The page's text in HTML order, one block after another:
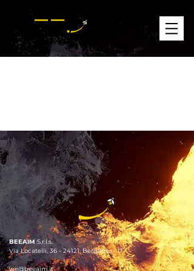
BEEAIM S.r.l.s.
ViaLocatelli, 36 -24121, Bergamo - IT
we@beeaim.it